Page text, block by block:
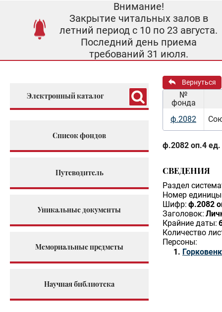
Внимание!
Закрытие читальных залов в
летний период с 10 по 23 августа.
Последний день приема
требований 31 июля.
Электронный каталог
Список фондов
Путеводитель
Уникальные документы
Мемориальные предметы
Научная библиотека
Вернуться
№
фонда
ф.2082
ф.2082 оп.4 ед.
СВЕДЕНИЯ
Раздел
Номер единицы
Шифр: ф.2082
Заголовок:
Крайние даты:
Количество
Персоны: